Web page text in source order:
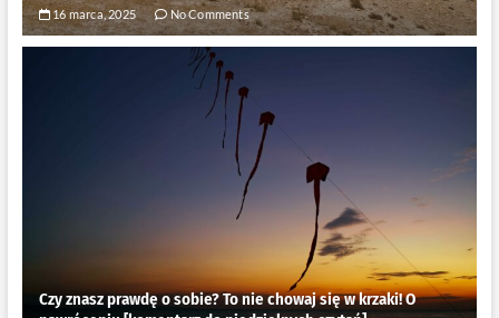
16 marca, 2025 No Comments
Czy znasz prawdę o sobie? To nie chowaj się w krzaki! O